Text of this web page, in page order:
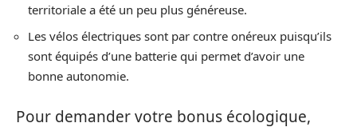
territoriale a été un peu plus généreuse.
Les vélos électriques sont par contre onéreux puisqu’ils
sont équipés d’une batterie qui permet d’avoir une
bonne autonomie.
Pour demander votre bonus écologique,